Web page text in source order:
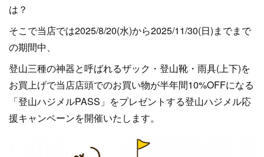
は？
そこで当店では2025/8/20(水)から2025/11/30(日)までまで
の期間中、
登山三種の神器と呼ばれるザック・登山靴・雨具(上下)を
お買上げで当店店頭でのお買い物が半年間10%OFFになる
「登山ハジメルPASS」をプレゼントする登山ハジメル応
援キャンペーンを開催いたします。